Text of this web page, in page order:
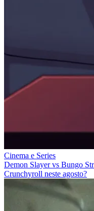
Cinema e Series
Demon Slayer vs Bungo
Crunchyroll neste agosto?